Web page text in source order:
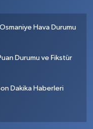
Osmaniye Hava Durumu
Durumu ve Fikstür
Dakika Haberleri